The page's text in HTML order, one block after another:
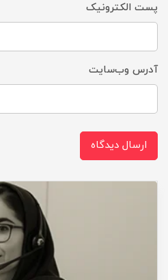
پست الکترونیک
آدرس وب‌سایت
ارسال دیدگاه